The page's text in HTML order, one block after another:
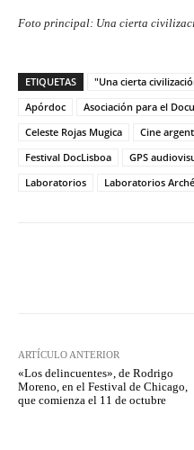
Foto principal: Una cierta
ETIQUETAS "Una cierta
Apórdoc
Asociación para el
Celeste Rojas Mugica
Cine
Festival DocLisboa
GPS
Laboratorios
Laboratorios Arché
ARTÍCULO ANTERIOR
«Los delincuentes», de Rodrigo
Moreno, en el Festival de Chicago,
que comienza el 11 de octubre